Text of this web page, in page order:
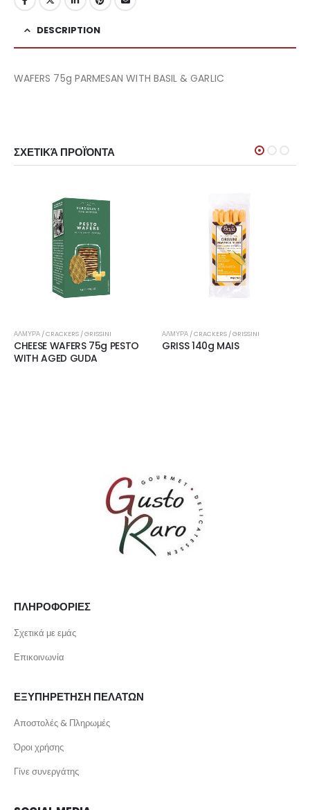
DESCRIPTION
WAFERS 75g PARMESAN WITH BASIL & GARLIC
ΣΧΕΤΙΚΆ ΠΡΟΪΌΝΤΑ
ΑΛΜΥΡΆ / CRACKERS / GRISSINI
CHEESE WAFERS 75g PESTO
WITH AGED GUDA
ΑΛΜΥΡΆ / CRACKERS / GRISSINI
GRISS 140g MAIS
ΠΛΗΡΟΦΟΡΙΕΣ
Σχετικά με εμάς
Επικοινωνία
ΕΞΥΠΗΡΕΤΗΣΗ ΠΕΛΑΤΩΝ
Αποστολές & Πληρωμές
Όροι χρήσης
Γίνε συνεργάτης